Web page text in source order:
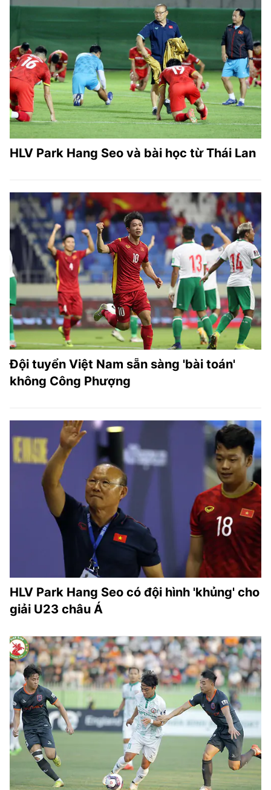
HLV Park Hang Seo và bài học từ Thái Lan
Đội tuyển Việt Nam sẵn sàng 'bài toán'
không Công Phượng
HLV Park Hang Seo có đội hình 'khủng' cho
giải U23 châu Á